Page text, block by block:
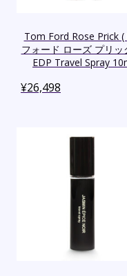
Tom Ford Rose Prick (
フォード ローズ プリッ
EDP Travel Spray
¥26,498